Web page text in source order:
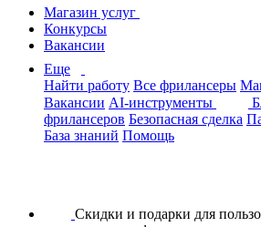
Магазин услуг
Конкурсы
Вакансии
Еще
Найти работу Все фрилансеры
Вакансии AI-инструменты
фрилансеров Безопасная сделка
База знаний Помощь
Скидки и подарки для